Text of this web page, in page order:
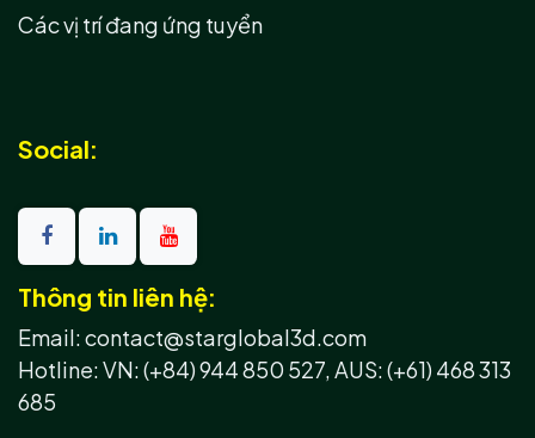
Thông tin liên hệ:
Email: contact@starglobal3d.com
Hotline:VN: (+84) 944 850 527,AUS: (+61) 468 313
685
Social:
Các vị trí đang ứng tuyển